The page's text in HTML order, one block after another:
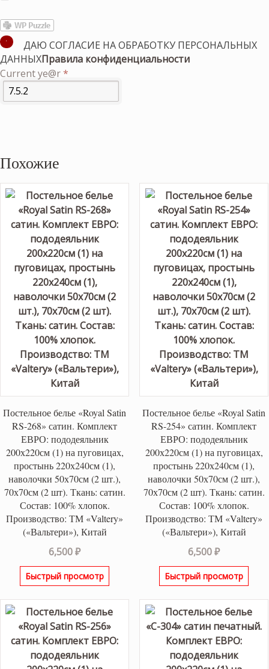
ДАЮ СОГЛАСИЕ НА ОБРАБОТКУ ПЕРСОНАЛЬНЫХ
ДАННЫХПравила конфиденциальности
Current ye@r*
Похожие
Постельное белье «Royal Satin
RS-268» сатин. Комплект
ЕВРО: пододеяльник
200х220см (1) на пуговицах,
простынь 220х240см (1),
наволочки 50х70см (2 шт.),
70х70см (2 шт). Ткань: сатин.
Состав: 100% хлопок.
Производство: ТМ «Valtery»
(«Вальтери»), Китай
6,500₽
Быстрый просмотр
Постельное белье «Royal Satin
RS-254» сатин. Комплект
ЕВРО: пододеяльник
200х220см (1) на пуговицах,
простынь 220х240см (1),
наволочки 50х70см (2 шт.),
70х70см (2 шт). Ткань: сатин.
Состав: 100% хлопок.
Производство: ТМ «Valtery»
(«Вальтери»), Китай
6,500₽
Быстрый просмотр